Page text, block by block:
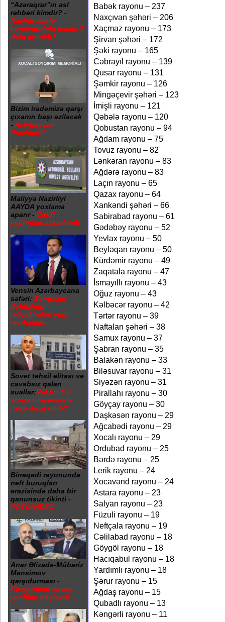
“Azəraqrar”ın əsl
rəhbəri kimdir? -
Nazirin sabiq
komandirinin maaşı 7
dəfə artırılıb?
Bizim iradəmizə qarşı
çıxanın başı əziləcək
- Azərbaycan
Prezidenti
Maliyyə Nazirliyi
AAYDA yoxlama
aparır - Ciddi
yeyintilər aşkarlanıb
Vensin Azərbaycana
səfəri: Zəngəzur
dəhlizinin
müzakirələri yeni
mərhələdə
Sovet təhsil elitası və
cavabsız qalan
suallar:Rektor 6 il
sonra universitetə
necə daxil olub?
Binəqədi rayonunda
neft buruqları
ərazisində daha bir
qanunsuz tikinti -
FOTO/VİDEO
Anar Əlizadə-Mübariz
Mənsimov
qarşıdurması -
Kompromat savaşı
yenidən başlayıb
Babək rayonu – 237
Naxçıvan şəhəri – 206
Xaçmaz rayonu – 173
Şirvan şəhəri – 172
Şəki rayonu – 165
Cəbrayıl rayonu – 139
Qusar rayonu – 131
Şəmkir rayonu – 126
Mingəçevir şəhəri – 123
İmişli rayonu – 121
Qəbələ rayonu – 120
Qobustan rayonu – 94
Ağdam rayonu – 75
Tovuz rayonu – 82
Lənkəran rayonu – 83
Ağdərə rayonu – 83
Laçın rayonu – 65
Qazax rayonu – 64
Xankəndi şəhəri – 66
Sabirabad rayonu – 61
Gədəbəy rayonu – 52
Yevlax rayonu – 50
Beyləqan rayonu – 50
Kürdəmir rayonu – 49
Zaqatala rayonu – 47
İsmayıllı rayonu – 43
Oğuz rayonu – 43
Kəlbəcər rayonu – 42
Tərtər rayonu – 39
Naftalan şəhəri – 38
Samux rayonu – 37
Şabran rayonu – 35
Balakən rayonu – 33
Biləsuvar rayonu – 31
Siyəzən rayonu – 31
Pirallahı rayonu – 30
Göyçay rayonu – 30
Daşkəsən rayonu – 29
Ağcabədi rayonu – 29
Xocalı rayonu – 29
Ordubad rayonu – 25
Bərdə rayonu – 25
Lerik rayonu – 24
Xocavənd rayonu – 24
Astara rayonu – 23
Salyan rayonu – 23
Füzuli rayonu – 19
Neftçala rayonu – 19
Cəlilabad rayonu – 18
Göygöl rayonu – 18
Hacıqabul rayonu – 18
Yardımlı rayonu – 18
Şərur rayonu – 15
Ağdaş rayonu – 15
Qubadlı rayonu – 13
Kəngərli rayonu – 11